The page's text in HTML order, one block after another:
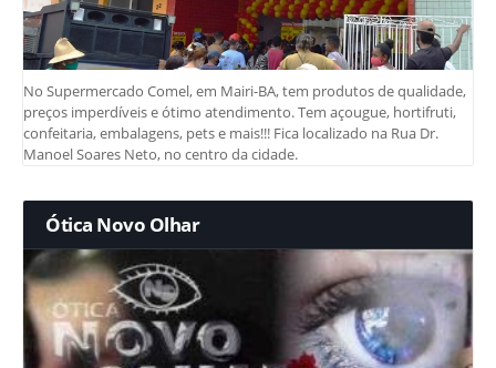
No Supermercado Comel, em Mairi-BA, tem produtos de qualidade,
preços imperdíveis e ótimo atendimento. Tem açougue, hortifruti,
confeitaria, embalagens, pets e mais!!! Fica localizado na Rua Dr.
Manoel Soares Neto, no centro da cidade.
Ótica Novo Olhar